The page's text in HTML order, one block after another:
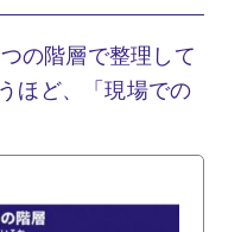
の階層で整理して
ほど、「現場での